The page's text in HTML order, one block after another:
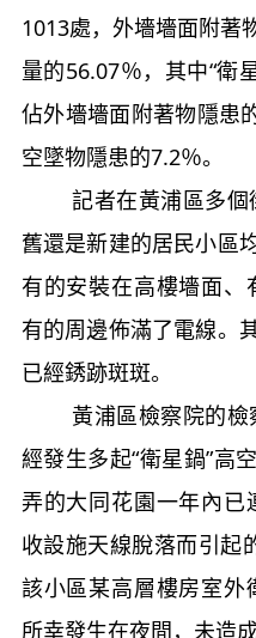
1013處，外墻墻面附著
量的56.07％，其中“衛
佔外墻墻面附著物隱患
空墜物隱患的7.2％。
記者在黃浦區多個
舊還是新建的居民小區
有的安裝在高樓墻面、
有的周邊佈滿了電線。
已經銹跡斑斑。
黃浦區檢察院的檢
經發生多起“衛星鍋”高
弄的大同花園一年內
收設施天線脫落而引起
該小區某高層樓房室外
所幸發生在夜間，未造